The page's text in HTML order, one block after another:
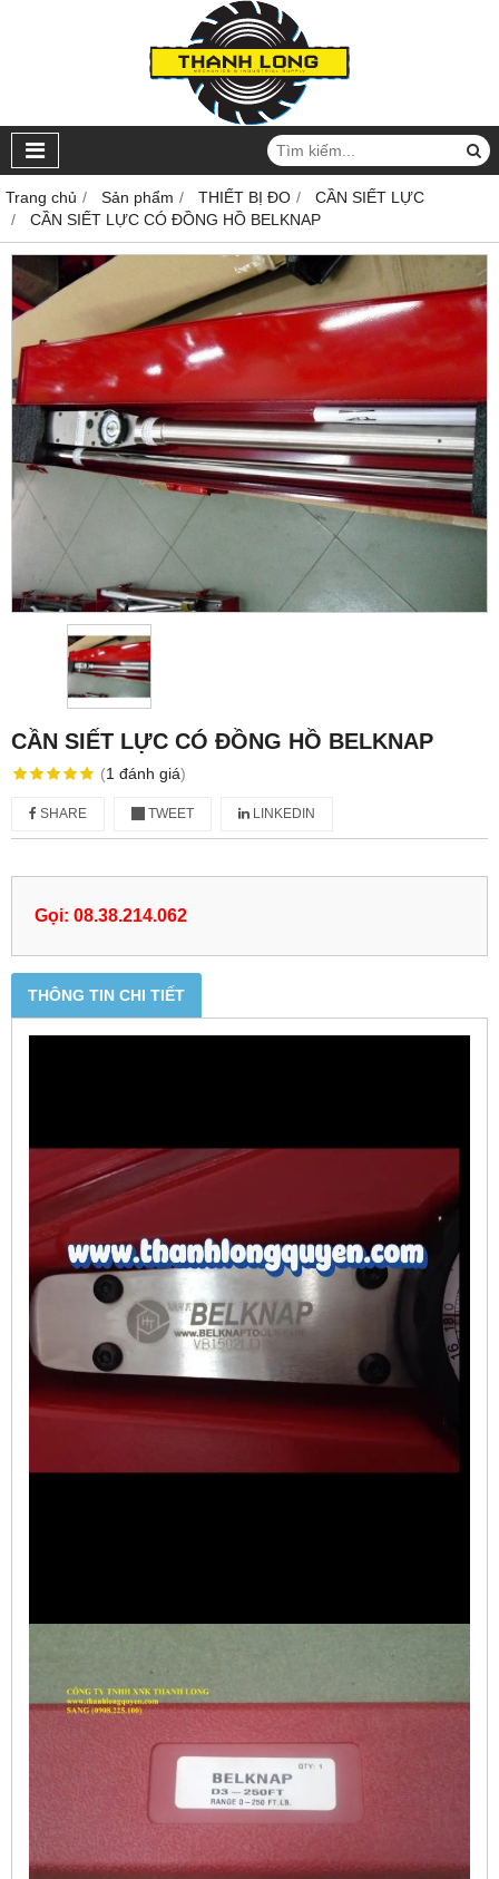
Trang chủ Sản phẩm THIẾT BỊ ĐO
CẦN SIẾT LỰC
CẦN SIẾT LỰC CÓ ĐỒNG HỒ BELKNAP
CẦN SIẾT LỰC CÓ ĐỒNG HỒ BELKNAP
(1 đánh giá)
SHARE TWEET LINKEDIN
Gọi: 08.38.214.062
THÔNG TIN CHI TIẾT